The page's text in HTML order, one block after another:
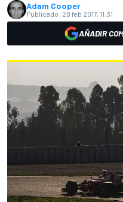
Adam Cooper
Publicado: 28 feb 2017, 11:31
AÑADIR